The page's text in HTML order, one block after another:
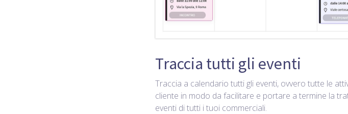
Traccia tutti gli eventi
Traccia a calendario tutti gli eventi, ovvero tutte le
cliente in modo da facilitare e portare a termine la
eventi di tutti i tuoi commerciali.